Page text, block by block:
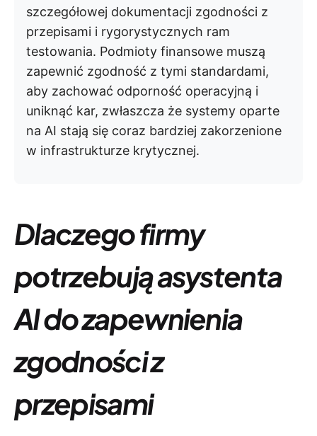
szczegółowej dokumentacji zgodności z
przepisami i rygorystycznych ram
testowania. Podmioty finansowe muszą
zapewnić zgodność z tymi standardami,
aby zachować odporność operacyjną i
uniknąć kar, zwłaszcza że systemy oparte
na AI stają się coraz bardziej zakorzenione
w infrastrukturze krytycznej.
Dlaczego firmy
potrzebują asystenta
AI do zapewnienia
zgodności z
przepisami